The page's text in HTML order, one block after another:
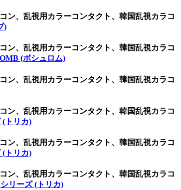
ン、乱視用カラーコンタクト、韓国乱視カラコ
)
ン、乱視用カラーコンタクト、韓国乱視カラコ
(ボシュロム)
ン、乱視用カラーコンタクト、韓国乱視カラコ
ン、乱視用カラーコンタクト、韓国乱視カラコ
(トリカ)
ン、乱視用カラーコンタクト、韓国乱視カラコ
(トリカ)
ン、乱視用カラーコンタクト、韓国乱視カラコ
リーズ (トリカ)